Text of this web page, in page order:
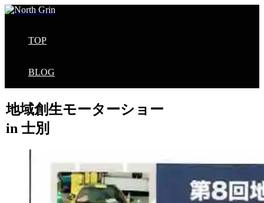
TOP
BLOG
地域創生モーターショー
in 士別